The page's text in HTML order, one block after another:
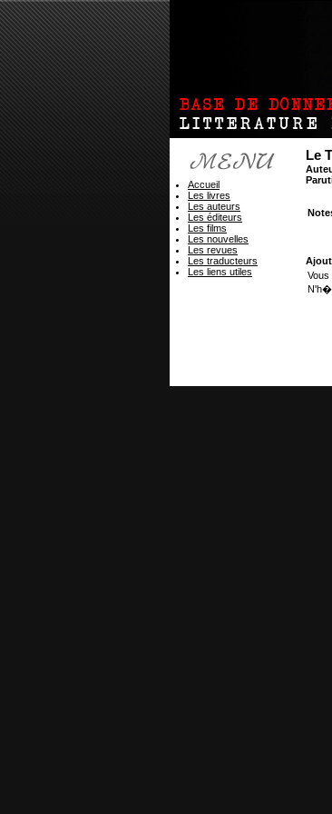
Le
Accueil
Les livres
Les auteurs
Les éditeurs
Les films
Les nouvelles
Les revues
Les traducteurs
Les liens utiles